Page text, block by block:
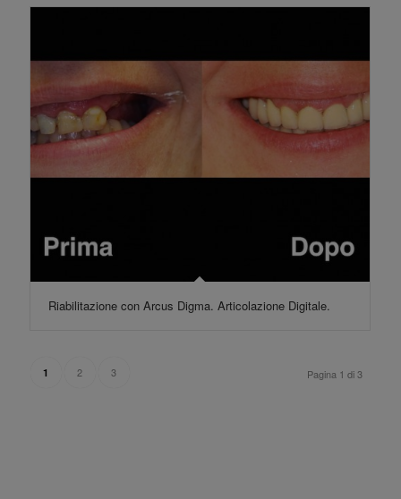
Riabilitazione con Arcus Digma. Articolazione Digitale.
Pagina 1 di 3
1 2 3